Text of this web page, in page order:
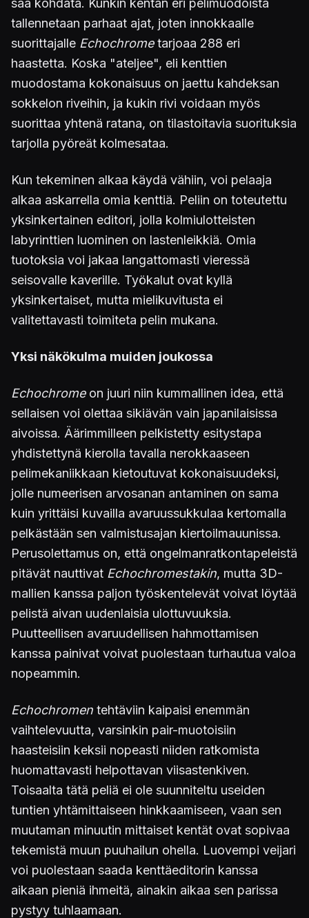
saa kohdata. Kunkin kentän eri pelimuodoista
tallennetaan parhaat ajat, joten innokkaalle
suorittajalle Echochrometarjoaa 288 eri
haastetta. Koska "ateljee", eli kenttien
muodostama kokonaisuus on jaettu kahdeksan
sokkelon riveihin, ja kukin rivi voidaan myös
suorittaa yhtenä ratana, on tilastoitavia suorituksia
tarjolla pyöreät kolmesataa.
Kun tekeminen alkaa käydä vähiin, voi pelaaja
alkaa askarrella omia kenttiä. Peliin on toteutettu
yksinkertainen editori, jolla kolmiulotteisten
labyrinttien luominen on lastenleikkiä. Omia
tuotoksia voi jakaa langattomasti vieressä
seisovalle kaverille. Työkalut ovat kyllä
yksinkertaiset, mutta mielikuvitusta ei
valitettavasti toimiteta pelin mukana.
Yksi näkökulma muiden joukossa
Echochromeon juuri niin kummallinen idea, että
sellaisen voi olettaa sikiävän vain japanilaisissa
aivoissa. Äärimmilleen pelkistetty esitystapa
yhdistettynä kierolla tavalla nerokkaaseen
pelimekaniikkaan kietoutuvat kokonaisuudeksi,
jolle numeerisen arvosanan antaminen on sama
kuin yrittäisi kuvailla avaruussukkulaa kertomalla
pelkästään sen valmistusajan kiertoilmauunissa.
Perusolettamus on, että ongelmanratkontapeleistä
pitävät nauttivat Echochromestakin, mutta 3D-
mallien kanssa paljon työskentelevät voivat löytää
pelistä aivan uudenlaisia ulottuvuuksia.
Puutteellisen avaruudellisen hahmottamisen
kanssa painivat voivat puolestaan turhautua valoa
nopeammin.
Echochromen tehtäviin kaipaisi enemmän
vaihtelevuutta, varsinkin pair-muotoisiin
haasteisiin keksii nopeasti niiden ratkomista
huomattavasti helpottavan viisastenkiven.
Toisaalta tätä peliä ei ole suunniteltu useiden
tuntien yhtämittaiseen hinkkaamiseen, vaan sen
muutaman minuutin mittaiset kentät ovat sopivaa
tekemistä muun puuhailun ohella. Luovempi veijari
voi puolestaan saada kenttäeditorin kanssa
aikaan pieniä ihmeitä, ainakin aikaa sen parissa
pystyy tuhlaamaan.